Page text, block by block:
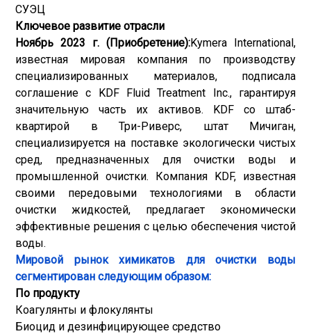
СУЭЦ
Ключевое развитие отрасли
Ноябрь 2023 г. (Приобретение):Kymera International,
известная мировая компания по производству
специализированных материалов, подписала
соглашение с KDF Fluid Treatment Inc., гарантируя
значительную часть их активов. KDF со штаб-
квартирой в Три-Риверс, штат Мичиган,
специализируется на поставке экологически чистых
сред, предназначенных для очистки воды и
промышленной очистки. Компания KDF, известная
своими передовыми технологиями в области
очистки жидкостей, предлагает экономически
эффективные решения с целью обеспечения чистой
воды.
Мировой рынок химикатов для очистки воды
сегментирован следующим образом:
По продукту
Коагулянты и флокулянты
Биоцид и дезинфицирующее средство